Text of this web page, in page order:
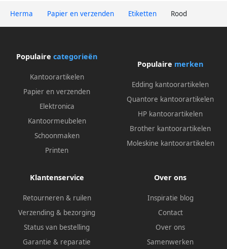
Herma Papier en verzenden Etiketten Rood
Populaire categorieën
Kantoorartikelen
Papier en verzenden
Elektronica
Kantoormeubelen
Schoonmaken
Printen
Populaire merken
Edding kantoorartikelen
Quantore kantoorartikelen
HP kantoorartikelen
Brother kantoorartikelen
Moleskine kantoorartikelen
Klantenservice
Retourneren & ruilen
Verzending & bezorging
Status van bestelling
Garantie & reparatie
Over ons
Inspiratie blog
Contact
Over ons
Samenwerken